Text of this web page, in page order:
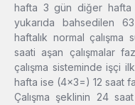
hafta 3 gün diğer hafta
yukarıda bahsedilen
haftalık normal çalışma
saati aşan çalışmalar
çalışma sisteminde işçi
hafta ise (4×3=) 12 saat
Çalışma şeklinin 24